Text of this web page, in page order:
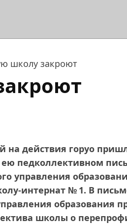
школу закроют
на действия горуо
педколлективном
управления
интернат № 1. В
образования
школы о